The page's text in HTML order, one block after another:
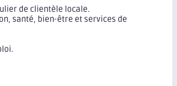
de clientèle locale.
santé, bien-être et services de